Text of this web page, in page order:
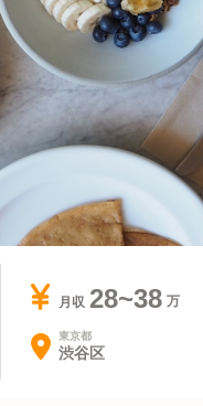
月収 28~38
東京都
渋谷区